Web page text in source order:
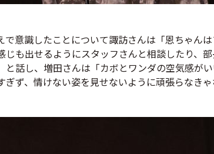
で意識したことについて諏訪さんは「恩ちゃん
じも出せるようにスタッフさんと相談したり、
と話し、増田さんは「カボとワンダの空気感が
ぎず、情けない姿を見せないように頑張らなき